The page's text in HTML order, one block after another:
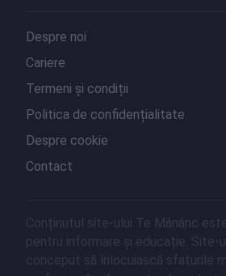
Despre noi
Cariere
Termeni și condiții
Politica de confidențialitate
Despre cookie
Contact
Conținutul site-ului Te Mănânc
pentru informare și educație. Site-
conceput să înlocuiască sfaturile